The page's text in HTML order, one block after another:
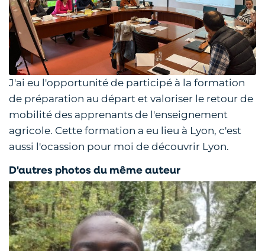
J'ai eu l'opportunité de participé à la formation
de préparation au départ et valoriser le retour de
mobilité des apprenants de l'enseignement
agricole. Cette formation a eu lieu à Lyon, c'est
aussi l'ocassion pour moi de découvrir Lyon.
D'autres photos du même auteur